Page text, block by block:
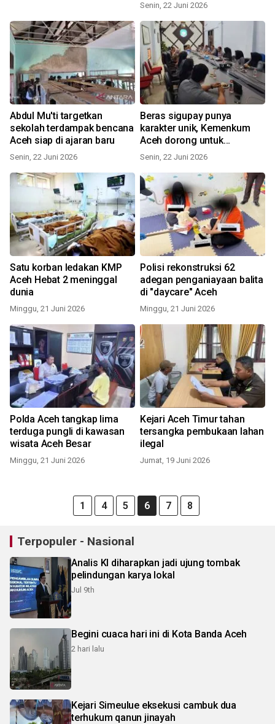
Senin, 22 Juni 2026
Abdul Mu'ti targetkan
sekolah terdampak bencana
Aceh siap di ajaran baru
Senin, 22 Juni 2026
Beras sigupay punya
karakter unik, Kemenkum
Aceh dorong untuk
dilindungi
Senin, 22 Juni 2026
Satu korban ledakan KMP
Aceh Hebat 2 meninggal
dunia
Minggu, 21 Juni 2026
Polisi rekonstruksi 62
adegan penganiayaan balita
di "daycare" Aceh
Minggu, 21 Juni 2026
Polda Aceh tangkap lima
terduga pungli di kawasan
wisata Aceh Besar
Minggu, 21 Juni 2026
Kejari Aceh Timur tahan
tersangka pembukaan lahan
ilegal
Jumat, 19 Juni 2026
1 4 5 6 7 8
Terpopuler - Nasional
Analis KI diharapkan jadi ujung tombak
pelindungan karya lokal
Jul 9th
Begini cuaca hari ini di Kota Banda Aceh
2 hari lalu
Kejari Simeulue eksekusi cambuk dua
terhukum qanun jinayah